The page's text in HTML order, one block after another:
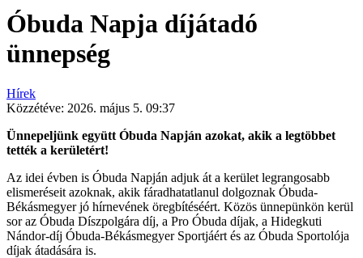
Óbuda Napja díjátadó
ünnepség
Hírek
Közzétéve: 2026. május 5. 09:37
Ünnepeljünk együtt Óbuda Napján azokat, akik a legtöbbet
tették a kerületért!
Az idei évben is Óbuda Napján adjuk át a kerület legrangosabb
elismeréseit azoknak, akik fáradhatatlanul dolgoznak Óbuda-
Békásmegyer jó hírnevének öregbítéséért. Közös ünnepünkön kerül
sor az Óbuda Díszpolgára díj, a Pro Óbuda díjak, a Hidegkuti
Nándor-díj Óbuda-Békásmegyer Sportjáért és az Óbuda Sportolója
díjak átadására is.